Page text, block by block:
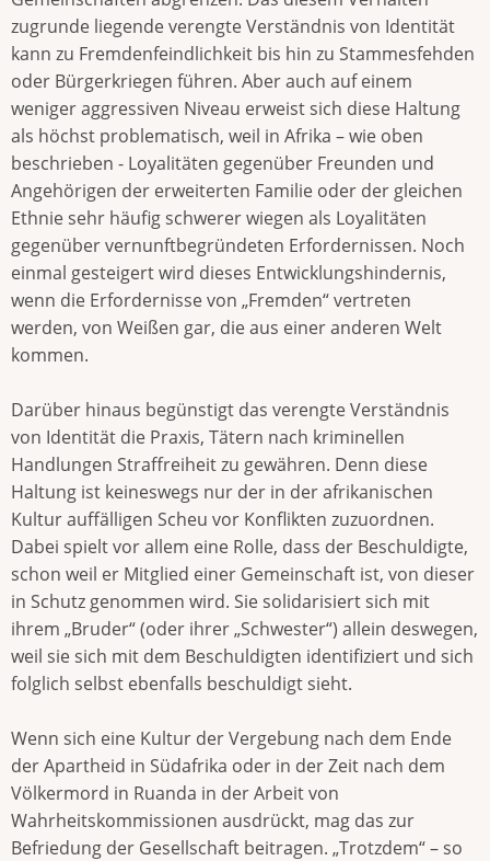
zugrunde liegende verengte Verständnis von Identität
kann zu Fremdenfeindlichkeit bis hin zu Stammesfehden
oder Bürgerkriegen führen. Aber auch auf einem
weniger aggressiven Niveau erweist sich diese Haltung
als höchst problematisch, weil in Afrika – wie oben
beschrieben - Loyalitäten gegenüber Freunden und
Angehörigen der erweiterten Familie oder der gleichen
Ethnie sehr häufig schwerer wiegen als Loyalitäten
gegenüber vernunftbegründeten Erfordernissen. Noch
einmal gesteigert wird dieses Entwicklungshindernis,
wenn die Erfordernisse von „Fremden“ vertreten
werden, von Weißen gar, die aus einer anderen Welt
kommen.
Darüber hinaus begünstigt das verengte Verständnis
von Identität die Praxis, Tätern nach kriminellen
Handlungen Straffreiheit zu gewähren. Denn diese
Haltung ist keineswegs nur der in der afrikanischen
Kultur auffälligen Scheu vor Konflikten zuzuordnen.
Dabei spielt vor allem eine Rolle, dass der Beschuldigte,
schon weil er Mitglied einer Gemeinschaft ist, von dieser
in Schutz genommen wird. Sie solidarisiert sich mit
ihrem „Bruder“ (oder ihrer „Schwester“) allein deswegen,
weil sie sich mit dem Beschuldigten identifiziert und sich
folglich selbst ebenfalls beschuldigt sieht.
Wenn sich eine Kultur der Vergebung nach dem Ende
der Apartheid in Südafrika oder in der Zeit nach dem
Völkermord in Ruanda in der Arbeit von
Wahrheitskommissionen ausdrückt, mag das zur
Befriedung der Gesellschaft beitragen. „Trotzdem“ – so